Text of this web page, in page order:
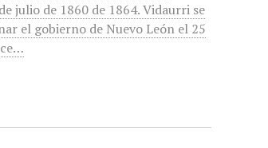
julio de 1860 de 1864. Vidaurri se
el gobierno de Nuevo León el 25